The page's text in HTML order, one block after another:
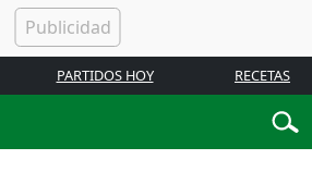
PARTIDOS HOY RECETAS